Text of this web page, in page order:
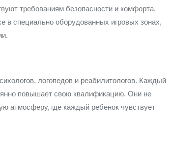
требованиям безопасности и комфорта.
в специально оборудованных игровых зонах,
логопедов и реабилитологов. Каждый
повышает свою квалификацию. Они не
атмосферу, где каждый ребенок чувствует